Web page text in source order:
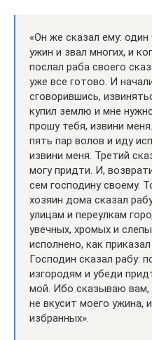
«Он же сказал ему:
ужин и звал многих, и
послал раба своего
уже все готово. И
сговорившись,
купил землю и мне
прошу тебя, извини
пять пар волов и иду
извини меня. Третий
могу придти. И,
сем господину своему.
хозяин дома сказал
улицам и переулкам
увечных, хромых и
исполнено, как
Господин сказал рабу:
изгородям и убеди
мой. Ибо сказываю вам,
не вкусит моего ужина,
избранных».